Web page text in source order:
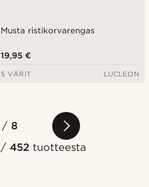
Musta ristikorvarengas
19,95 €
5 VÄRIT LUCLEON
/8
/452 tuotteesta